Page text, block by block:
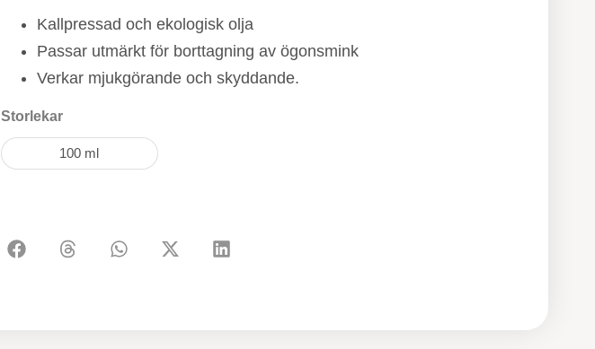
Kallpressad och ekologisk olja
Passar utmärkt för borttagning av ögonsmink
Verkar mjukgörande och skyddande.
Storlekar
100 ml